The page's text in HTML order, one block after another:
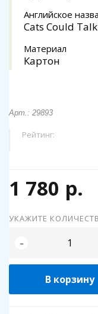
Английское
Cats Could Talk
Материал
Картон
Арт.: 29893
Рейтинг:
1 780 р.
УКАЖИТЕ
-
В корзину